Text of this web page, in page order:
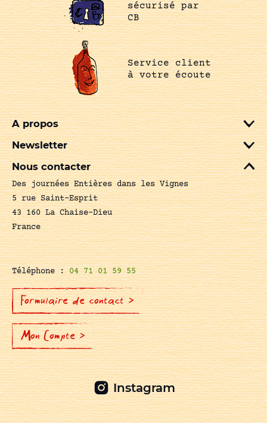
sécurisé par
CB
Service client
à votre écoute
A propos
Newsletter
Nous contacter
Des journées Entières dans les Vignes
5 rue Saint-Esprit
43 160 La Chaise-Dieu
France
Téléphone :04 71 01 59 55
Formulaire de contact >
Mon Compte >
Instagram